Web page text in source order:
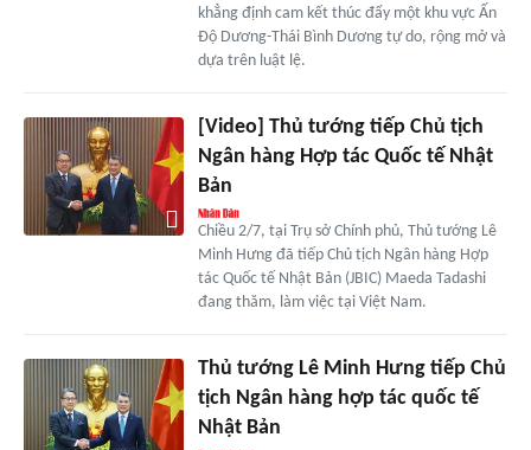
khẳng định cam kết thúc đẩy một khu vực Ấn
Độ Dương-Thái Bình Dương tự do, rộng mở và
dựa trên luật lệ.
[Video] Thủ tướng tiếp Chủ tịch
Ngân hàng Hợp tác Quốc tế Nhật
Bản
Chiều 2/7, tại Trụ sở Chính phủ, Thủ tướng Lê
Minh Hưng đã tiếp Chủ tịch Ngân hàng Hợp
tác Quốc tế Nhật Bản (JBIC) Maeda Tadashi
đang thăm, làm việc tại Việt Nam.
Thủ tướng Lê Minh Hưng tiếp Chủ
tịch Ngân hàng hợp tác quốc tế
Nhật Bản